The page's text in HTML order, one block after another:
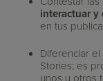
interactuar y
en tus
Diferenciar
Stories; es
unos u otros